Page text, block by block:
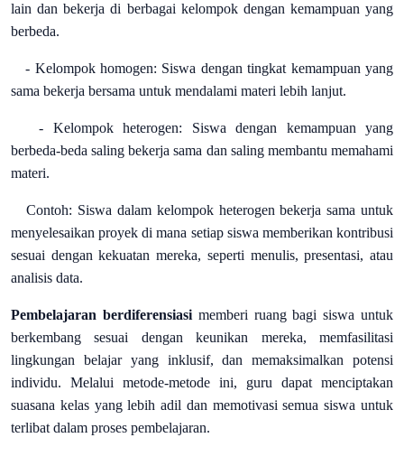
lain dan bekerja di berbagai kelompok dengan kemampuan yang
berbeda.
- Kelompok homogen: Siswa dengan tingkat kemampuan yang
sama bekerja bersama untuk mendalami materi lebih lanjut.
- Kelompok heterogen: Siswa dengan kemampuan yang
berbeda-beda saling bekerja sama dan saling membantu memahami
materi.
Contoh: Siswa dalam kelompok heterogen bekerja sama untuk
menyelesaikan proyek di mana setiap siswa memberikan kontribusi
sesuai dengan kekuatan mereka, seperti menulis, presentasi, atau
analisis data.
Pembelajaran berdiferensiasimemberi ruang bagi siswa untuk
berkembang sesuai dengan keunikan mereka, memfasilitasi
lingkungan belajar yang inklusif, dan memaksimalkan potensi
individu. Melalui metode-metode ini, guru dapat menciptakan
suasana kelas yang lebih adil dan memotivasi semua siswa untuk
terlibat dalam proses pembelajaran.